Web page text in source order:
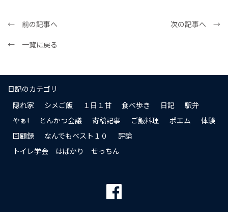
← 前の記事へ
次の記事へ →
← 一覧に戻る
日記のカテゴリ
隠れ家
シメご飯 １日１甘 食べ歩き 日記
駅弁
やぁ!
とんかつ会議 寄稿記事 ご飯料理 ポエム
体験
回顧録
なんでもベスト１０
評論
トイレ学会 はばかり せっちん